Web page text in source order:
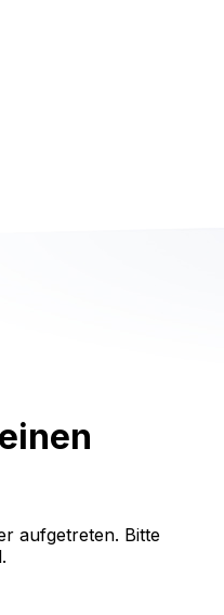
aufgetreten. Bitte